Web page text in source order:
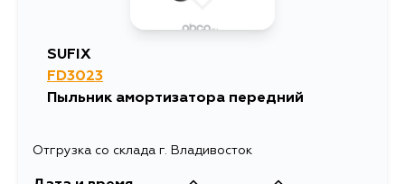
1166
30 августа
SUFIX
FD3023
Пыльник амортизатора передний
Отгрузка со склада г. Владивосток